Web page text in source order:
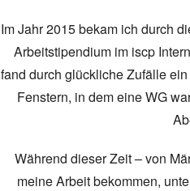
Im Jahr 2015 bekam ich durch
Arbeitstipendium im iscp
fand durch glückliche Zufälle
Fenstern, in dem eine WG
Während dieser Zeit – von
meine Arbeit bekommen,